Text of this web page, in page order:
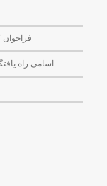
فراخوان
اسامی راه